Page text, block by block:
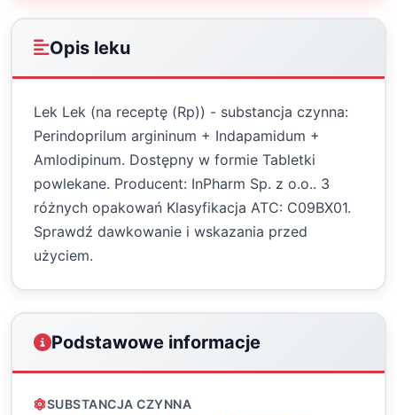
Opis leku
Lek Lek (na receptę (Rp)) - substancja czynna:
Perindoprilum argininum + Indapamidum +
Amlodipinum. Dostępny w formie Tabletki
powlekane. Producent: InPharm Sp. z o.o.. 3
różnych opakowań Klasyfikacja ATC: C09BX01.
Sprawdź dawkowanie i wskazania przed
użyciem.
Podstawowe informacje
SUBSTANCJA CZYNNA